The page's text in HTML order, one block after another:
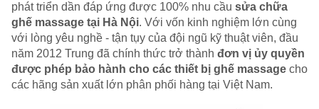
phát triển dần đáp ứng được 100% nhu cầu sửa chữa
ghế massage tại Hà Nội. Với vốn kinh nghiệm lớn cùng
với lòng yêu nghề - tận tụy của đội ngũ kỹ thuật viên, đầu
năm 2012 Trung đã chính thức trở thành đơn vị ủy quyền
được phép bảo hành cho các thiết bị ghế massage cho
các hãng sản xuất lớn phân phối hàng tại Việt Nam.